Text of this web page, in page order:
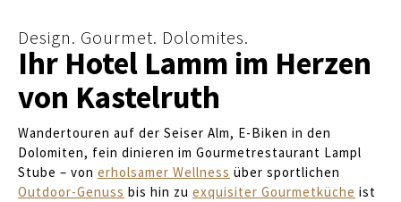
Ihr Hotel Lamm im Herzen
von Kastelruth
Design. Gourmet. Dolomites.
Wandertouren auf der Seiser Alm, E-Biken in den
Dolomiten, fein dinieren im Gourmetrestaurant Lampl
Stube – von erholsamer Wellness über sportlichen
Outdoor-Genuss bis hin zu exquisiter Gourmetküche ist